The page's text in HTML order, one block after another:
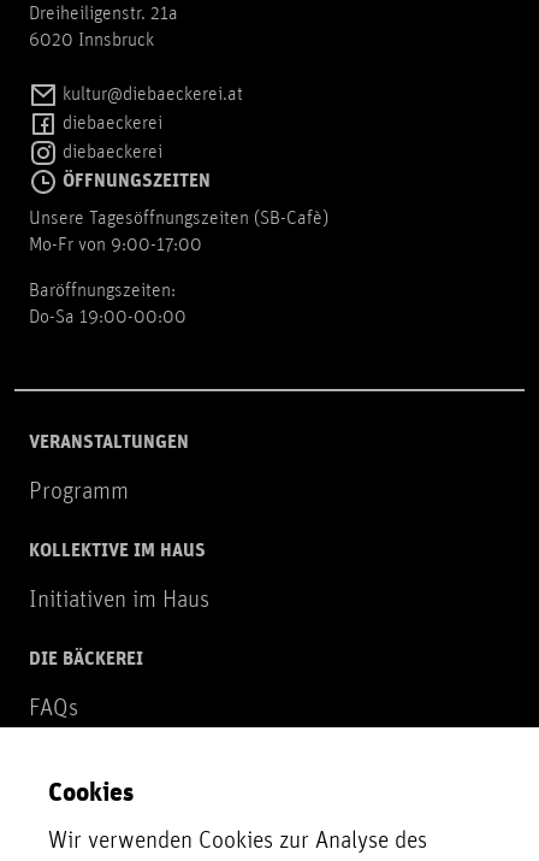
Dreiheiligenstr. 21a
6020 Innsbruck
kultur@diebaeckerei.at
diebaeckerei
diebaeckerei
ÖFFNUNGSZEITEN
Unsere Tagesöffnungszeiten (SB-Cafè)
Mo-Fr von 9:00-17:00
Baröffnungszeiten:
Do-Sa 19:00-00:00
VERANSTALTUNGEN
Programm
KOLLEKTIVE IM HAUS
Initiativen im Haus
DIE BÄCKEREI
FAQs
NEWSLETTER
Zur Newsletter Anmeldung
Cookies
Wir verwenden Cookies zur Analyse des